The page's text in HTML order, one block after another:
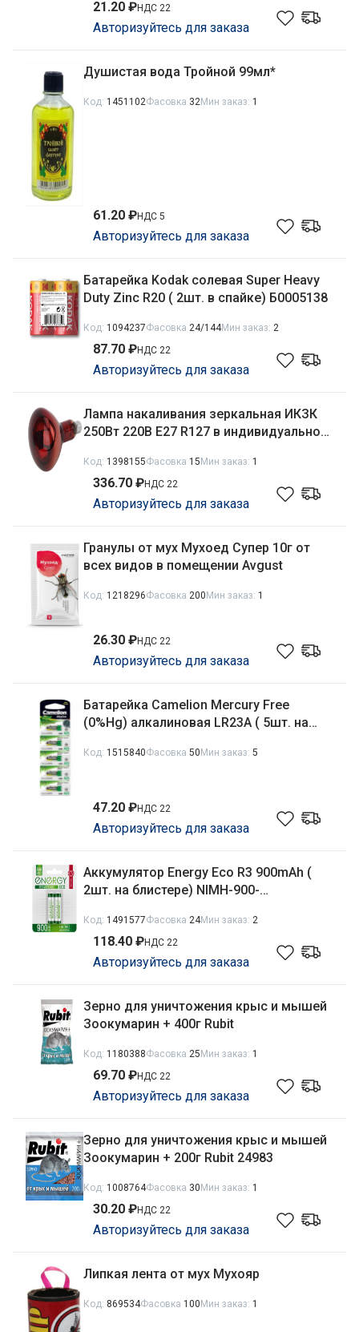
21.20 ₽НДС 22
Авторизуйтесь для заказа
Душистая вода Тройной 99мл*
Код: 1451102Фасовка 32Мин заказ: 1
61.20 ₽НДС 5
Авторизуйтесь для заказа
Батарейка Kodak солевая Super Heavy
Duty Zinc R20 ( 2шт. в спайке) Б0005138
Код: 1094237Фасовка 24/144Мин заказ: 2
87.70 ₽НДС 22
Авторизуйтесь для заказа
Лампа накаливания зеркальная ИКЗК
250Вт 220В Е27 R127 в индивидуальной
Код: 1398155Фасовка 15Мин заказ: 1
336.70 ₽НДС 22
Авторизуйтесь для заказа
Гранулы от мух Мухоед Супер 10г от
всех видов в помещении Avgust
Код: 1218296Фасовка 200Мин заказ: 1
26.30 ₽НДС 22
Авторизуйтесь для заказа
Батарейка Camelion Mercury Free
(0%Hg) алкалиновая LR23A ( 5шт. на
Код: 1515840Фасовка 50 Мин заказ: 5
47.20 ₽НДС 22
Авторизуйтесь для заказа
Аккумулятор Energy Eco R3 900mAh (
2шт. на блистере) NIMH-900-
Код: 1491577Фасовка 24Мин заказ: 2
118.40 ₽НДС 22
Авторизуйтесь для заказа
Зерно для уничтожения крыс и мышей
Зоокумарин + 400г Rubit
Код: 1180388Фасовка 25 Мин заказ: 1
69.70 ₽НДС 22
Авторизуйтесь для заказа
Зерно для уничтожения крыс и мышей
Зоокумарин + 200г Rubit 24983
Код: 1008764Фасовка 30 Мин заказ: 1
30.20 ₽НДС 22
Авторизуйтесь для заказа
Липкая лента от мух Мухояр
Код: 869534Фасовка 100 Мин заказ: 1